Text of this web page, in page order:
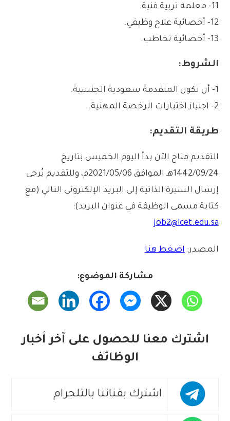
11- معلمة تربية فنية.
12- أخصائية علاج وظيفي.
13- أخصائية تخاطب.
الشروط:
1- أن تكون المتقدمة سعودية الجنسية.
2- اجتياز اختبارات الرخصة المهنية.
طريقة التقديم:
التقديم متاح الآن بدأ اليوم الخميس بتاريخ
1442/09/24هـ الموافق 2021/05/06م، وللتقديم يُرجى
إرسال السيرة الذاتية إلى البريد الإلكتروني التالي (مع
كتابة مسمى الوظيفة في عنوان البريد):
job2@lcet.edu.sa
المصدر: اضغط هنا
مشاركة الموضوع:
اشترك معنا للحصول على آخر أخبار
الوظائف
اشترك بقناتنا بالتلجرام